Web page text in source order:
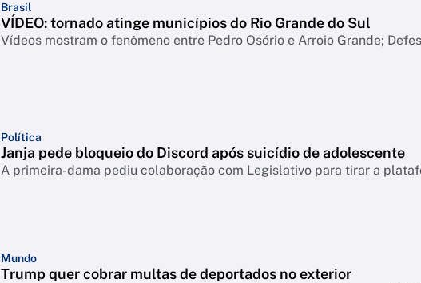
Brasil
VÍDEO: tornado atinge municípios do Rio Grande do Sul
Vídeos mostram o fenômeno entre Pedro Osório e Arroio Grande;
Política
Janja pede bloqueio do Discord após suicídio de adolescente
A primeira-dama pediu colaboração com Legislativo para tirar a
Mundo
Trump quer cobrar multas de deportados no exterior